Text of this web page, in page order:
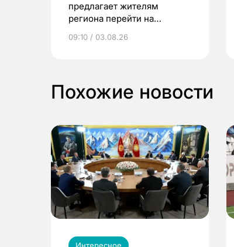
предлагает жителям
региона перейти на
выиграть призы
09:10 / 03.08.26
Похожие новости